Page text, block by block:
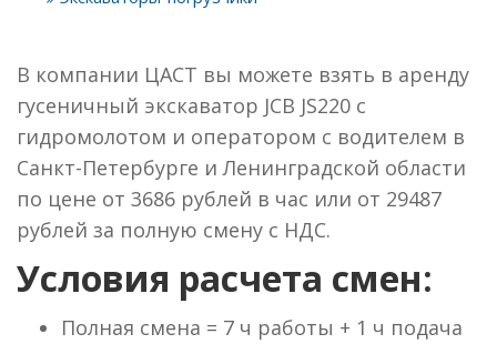
В компании ЦАСТ вы можете взять в аренду
гусеничный экскаватор JCB JS220 с
гидромолотом и оператором с водителем в
Санкт-Петербурге и Ленинградской области
по цене от 3686 рублей в час или от 29487
рублей за полную смену с НДС.
Условия расчета смен:
Полная смена = 7 ч работы + 1 ч подача